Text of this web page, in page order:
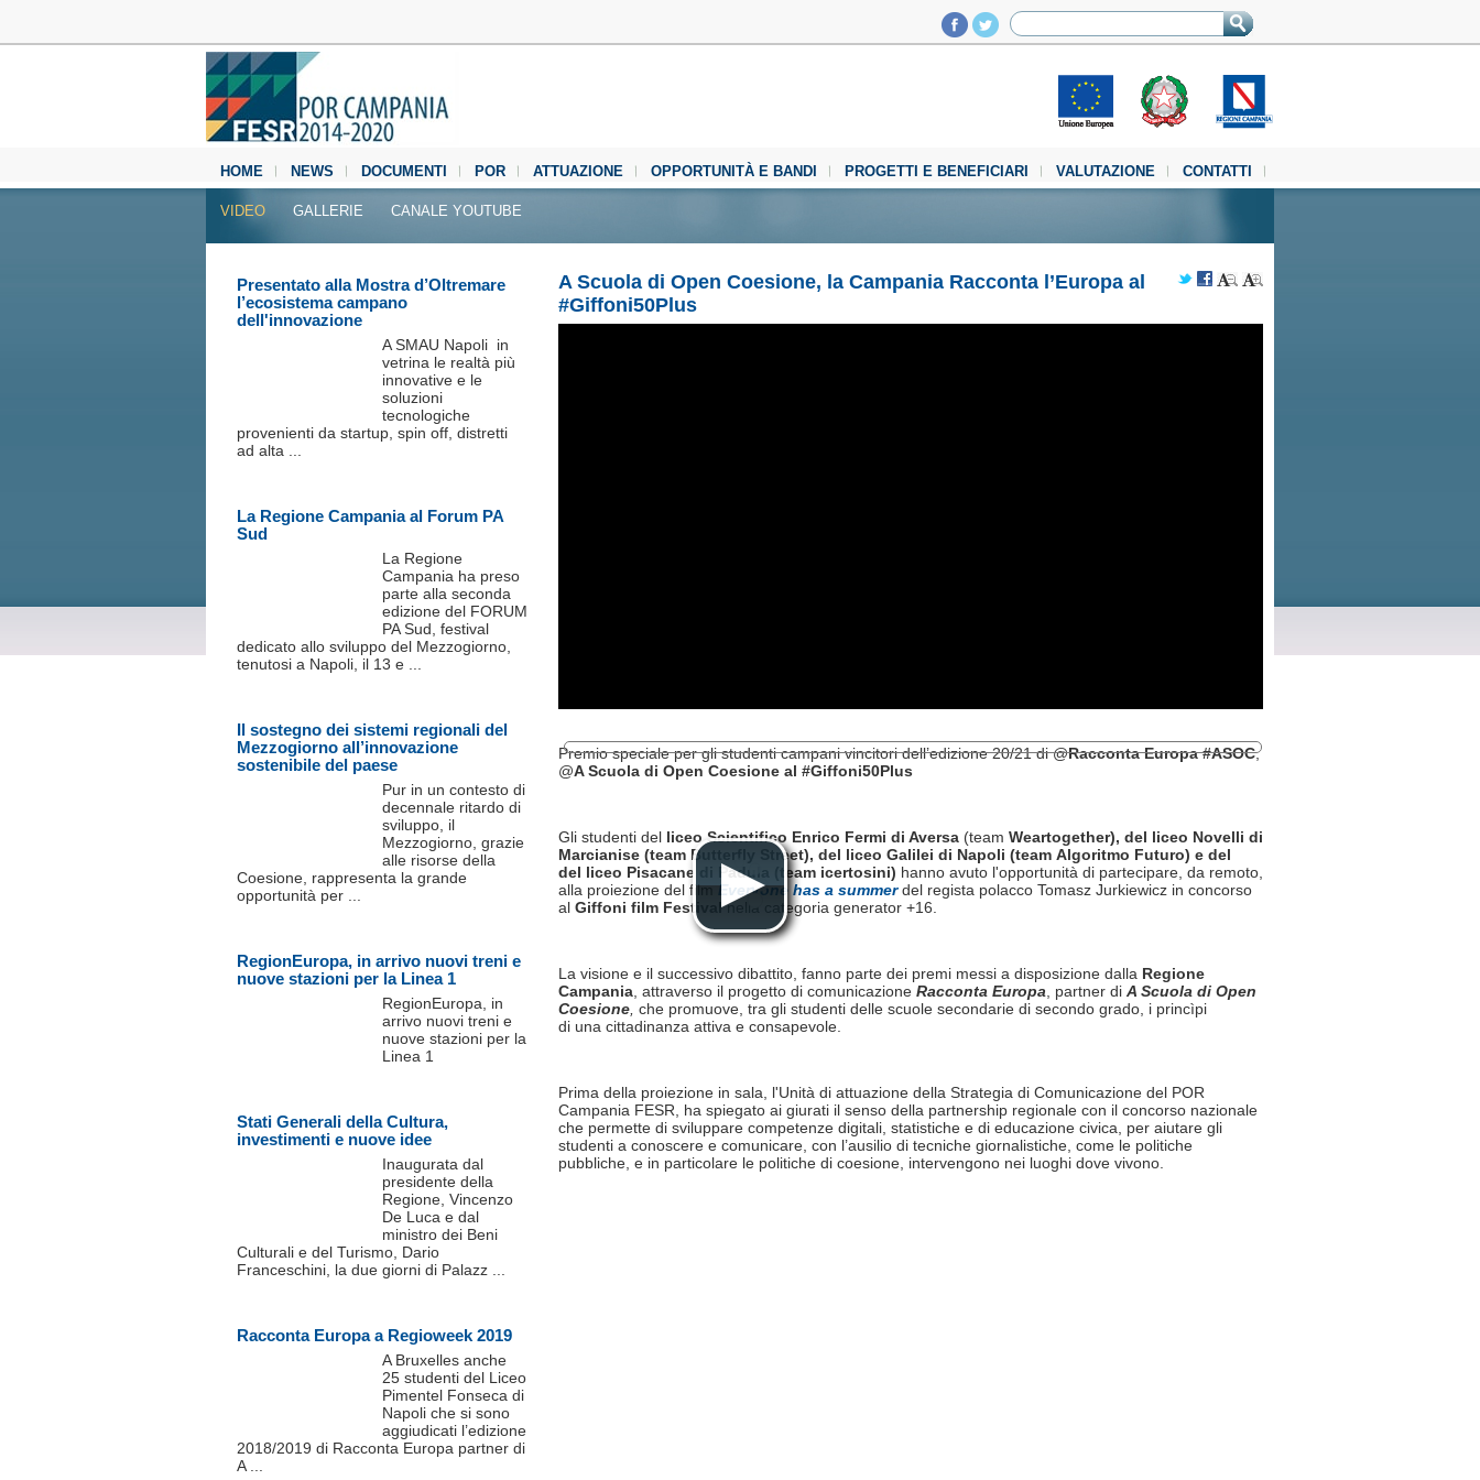
HOME NEWS DOCUMENTI POR ATTUAZIONE OPPORTUNITÀ E BANDI PROGETTI E BENEFICIARI VALUTAZIONE
CONTATTI
MEDIA CENTER
VIDEO GALLERIE CANALE YOUTUBE
A Scuola di Open Coesione, la Campania Racconta l’Europa al
#Giffoni50Plus
00:00 /00:00
Premio speciale per gli studenti campani vincitori dell’edizione 20/21 di @Racconta Europa #ASOC,
@A Scuola di Open Coesione al #Giffoni50Plus
Gli studenti del liceo Scientifico Enrico Fermi di Aversa (team Weartogether), del liceo Novelli di
Marcianise (team Butterfly Street), del liceo Galilei di Napoli (team Algoritmo Futuro) e del
del liceo Pisacane di Padula (team icertosini) hanno avuto l'opportunità di partecipare, da remoto,
alla proiezione del filmEveryone has a summerdel regista polacco Tomasz Jurkiewicz in concorso
al Giffoni film Festivalnella categoria generator +16.
La visione e il successivo dibattito, fanno parte dei premi messi a disposizione dalla Regione
Campania , attraverso il progetto di comunicazione Racconta Europa , partner di A Scuola di Open
Coesione che promuove, tra gli studenti delle scuole secondarie di secondo grado, i princìpi
di una cittadinanza attiva e consapevole.
Prima della proiezione in sala, l'Unità di attuazione della Strategia di Comunicazione del POR
Campania FESR, ha spiegato ai giurati il senso della partnership regionale con il concorso nazionale
che permette di sviluppare competenze digitali, statistiche e di educazione civica, per aiutare gli
studenti a conoscere e comunicare, con l’ausilio di tecniche giornalistiche, come le politiche
pubbliche, e in particolare le politiche di coesione, intervengono nei luoghi dove vivono.
Presentato alla Mostra d’Oltremare
l’ecosistema campano
dell'innovazione
A SMAU Napoli in
vetrina le realtà più
innovative e le
soluzioni
tecnologiche
provenienti da startup, spin off, distretti
ad alta ...
La Regione Campania al Forum PA
Sud
La Regione
Campania ha preso
parte alla seconda
edizione del FORUM
PA Sud, festival
dedicato allo sviluppo del Mezzogiorno,
tenutosi a Napoli, il 13 e ...
Il sostegno dei sistemi regionali del
Mezzogiorno all’innovazione
sostenibile del paese
Pur in un contesto di
decennale ritardo di
sviluppo, il
Mezzogiorno, grazie
alle risorse della
Coesione, rappresenta la grande
opportunità per ...
RegionEuropa, in arrivo nuovi treni e
nuove stazioni per la Linea 1
RegionEuropa, in
arrivo nuovi treni e
nuove stazioni per la
Linea 1
Stati Generali della Cultura,
investimenti e nuove idee
Inaugurata dal
presidente della
Regione, Vincenzo
De Luca e dal
ministro dei Beni
Culturali e del Turismo, Dario
Franceschini, la due giorni di Palazz ...
Racconta Europa a Regioweek 2019
A Bruxelles anche
25 studenti del Liceo
Pimentel Fonseca di
Napoli che si sono
aggiudicati l’edizione
2018/2019 di Racconta Europa partner di
A ...